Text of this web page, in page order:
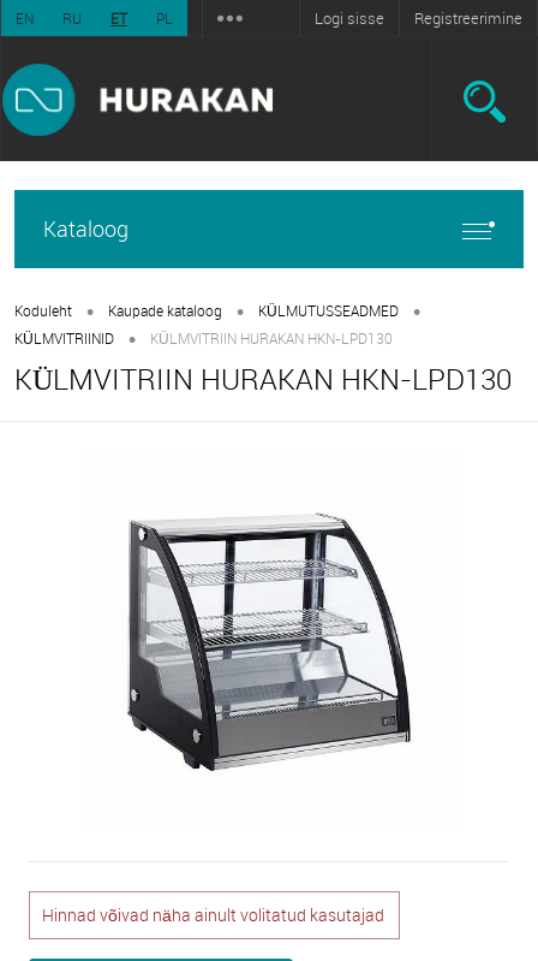
EN RU ET PL Logi sisse Registreerimine
Kataloog
Koduleht • Kaupade kataloog • KÜLMUTUSSEADMED •
KÜLMVITRIINID • KÜLMVITRIIN HURAKAN HKN-LPD130
KÜLMVITRIIN HURAKAN HKN-LPD130
Hinnad võivad näha ainult volitatud kasutajad